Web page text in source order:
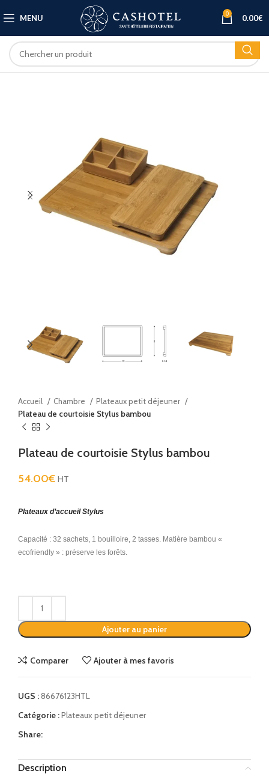
MENU 0 0.00€
Accueil Chambre
Plateaux petit déjeuner
Plateau de courtoisie Stylus bambou
Plateau de courtoisie Stylus bambou
54.00€ HT
Plateaux d’accueil Stylus
Capacité : 32 sachets, 1 bouilloire, 2 tasses. Matière bambou «
ecofriendly » : préserve les forêts.
Ajouter au panier
Comparer Ajouter à mes favoris
UGS :86676123HTL
Catégorie :Plateaux petit déjeuner
Share:
Description